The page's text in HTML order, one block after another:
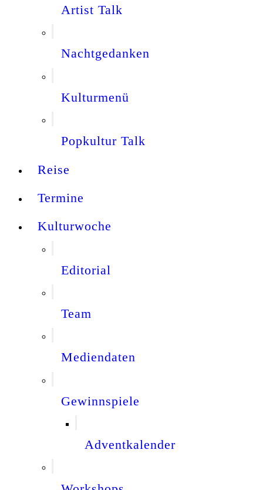
Artist Talk
Nachtgedanken
Kulturmenü
Popkultur Talk
Reise
Termine
Kulturwoche
Editorial
Team
Mediendaten
Gewinnspiele
Adventkalender